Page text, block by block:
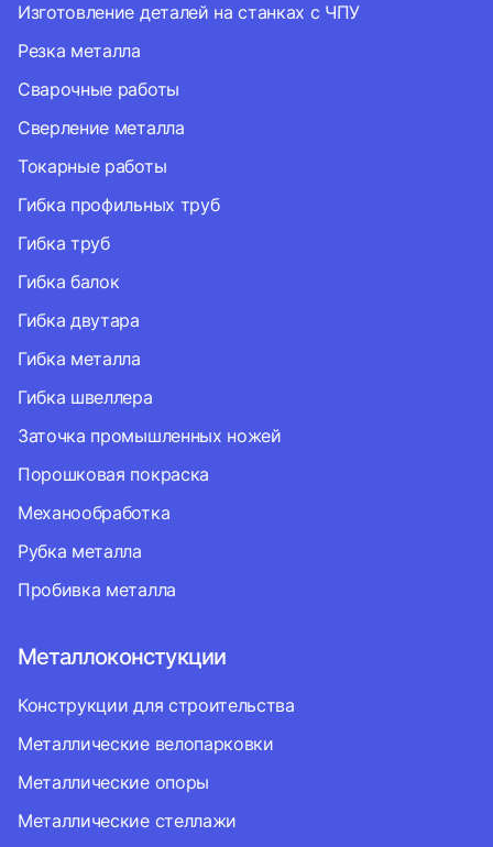
Изготовление деталей на станках с ЧПУ
Резка металла
Сварочные работы
Сверление металла
Токарные работы
Гибка профильных труб
Гибка труб
Гибка балок
Гибка двутара
Гибка металла
Гибка швеллера
Заточка промышленных ножей
Порошковая покраска
Механообработка
Рубка металла
Пробивка металла
Металлоконстукции
Конструкции для строительства
Металлические велопарковки
Металлические опоры
Металлические стеллажи